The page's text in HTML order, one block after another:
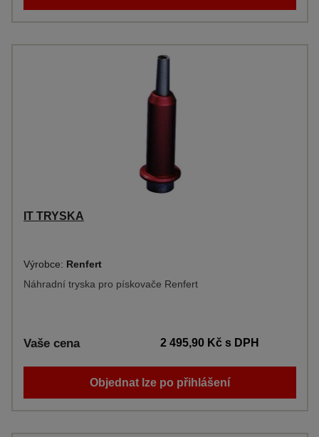
IT TRYSKA
Výrobce: Renfert
Náhradní tryska pro pískovače Renfert
Vaše cena 2 495,90 Kčs DPH
Objednat lze po přihlášení